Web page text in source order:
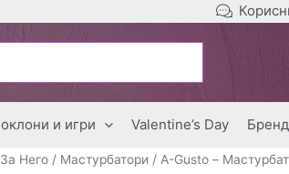
и игри Valentine’s Day
За Него / Мастурбатори / A-Gusto –